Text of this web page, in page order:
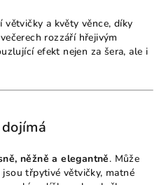
větvičky a květy věnce, díky
rozzáří hřejivým
efekt nejen za šera, ale i
něžně a elegantně. Může
třpytivé větvičky, matné